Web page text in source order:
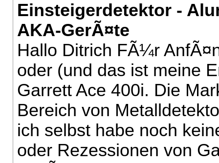
Einsteigerdetektor -
AKA-GerÃ¤te
Hallo Ditrich FÃ¼r
oder (und das ist meine
Garrett Ace 400i. Die
Bereich von
ich selbst habe noch
oder Rezessionen von